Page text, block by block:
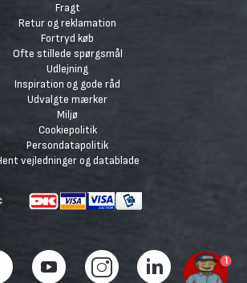
Fragt
Retur og reklamation
Fortryd køb
Ofte stillede spørgsmål
Udlejning
Inspiration og gode råd
Udvalgte mærker
Miljø
Cookiepolitik
Persondatapolitik
vejledninger og datablade
1